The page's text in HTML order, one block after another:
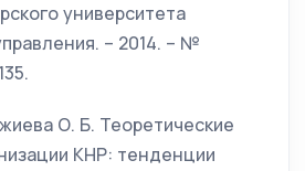
университета
– 2014. – №
О. Б. Теоретические
КНР: тенденции